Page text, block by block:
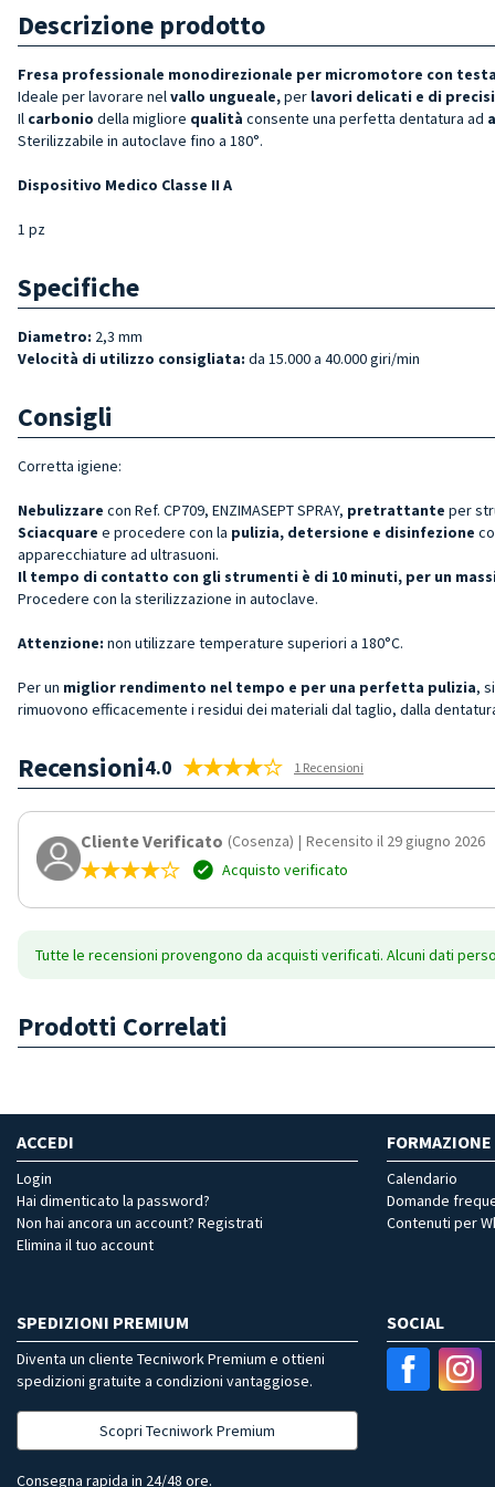
Descrizione prodotto
Fresa professionale monodirezionale per micromotore con
Ideale per lavorare nelvallo ungueale,per lavori delicati e di
Il carbonio della migliore qualità consente una perfetta dentatura ad
Sterilizzabile in autoclave fino a 180°.
Dispositivo Medico Classe II A
1 pz
Specifiche
Diametro: 2,3 mm
Velocità di utilizzo consigliata: da 15.000 a 40.000 giri/min
Consigli
Corretta igiene:
Nebulizzare con Ref. CP709, ENZIMASEPT SPRAY, pretrattante per
Sciacquare e procedere con la pulizia, detersione e disinfezione
apparecchiature ad ultrasuoni.
Il tempo di contatto con gli strumenti è di 10 minuti, per un
Procedere con la sterilizzazione in autoclave.
Attenzione: non utilizzare temperature superiori a 180°C.
Per un miglior rendimento nel tempo e per una perfetta pulizia,
rimuovono efficacemente i residui dei materiali dal taglio, dalla
Recensioni4.0 1 Recensioni
Cliente Verificato (Cosenza) | Recensito il 29 giugno 2026
Acquisto verificato
Tutte le recensioni provengono da acquisti verificati. Alcuni dati
Prodotti Correlati
ACCEDI
Login
Hai dimenticato la password?
Non hai ancora un account? Registrati
Elimina il tuo account
FORMAZIONE
Calendario
Domande
Contenuti per
SPEDIZIONI PREMIUM
Diventa un cliente Tecniwork Premium e ottieni
spedizioni gratuite a condizioni vantaggiose.
Scopri Tecniwork Premium
Consegna rapida in 24/48 ore.
SOCIAL